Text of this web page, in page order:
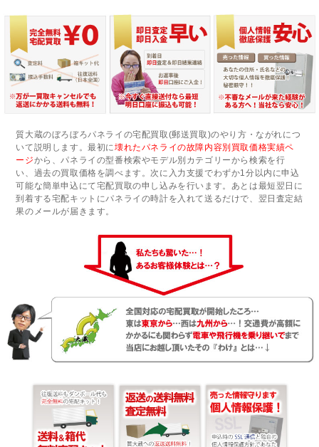
質大蔵のぼろぼろパネライの宅配買取(郵送買取)のやり方・ながれにつ
いて説明します。最初に壊れたパネライの故障内容別買取価格実績ペ
ージから、パネライの型番検索やモデル別カテゴリーから検索を行
い、過去の買取価格を調べます。次に入力支援でわずか1分以内に申込
可能な簡単申込にて宅配買取の申し込みを行います。あとは最短翌日に
到着する宅配キットにパネライの時計を入れて送るだけで、翌日査定結
果のメールが届きます。